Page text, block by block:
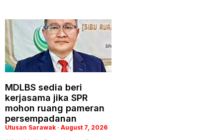
MDLBS sedia beri
kerjasama jika SPR
mohon ruang pameran
persempadanan
Utusan Sarawak August 7, 2026